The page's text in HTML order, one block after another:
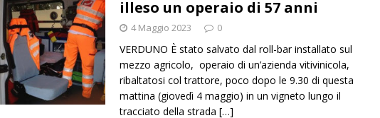
illeso un operaio di 57 anni
4 Maggio 2023 0
VERDUNO È stato salvato dal roll-bar installato sul
mezzo agricolo, operaio di un’azienda vitivinicola,
ribaltatosi col trattore, poco dopo le 9.30 di questa
mattina (giovedì 4 maggio) in un vigneto lungo il
tracciato della strada […]